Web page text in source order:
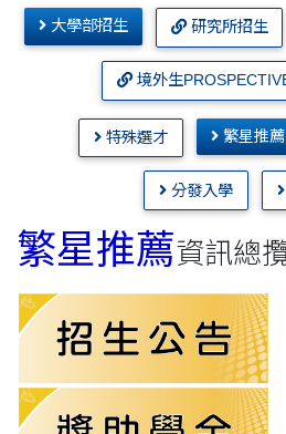
大學部招生 研究所招生
境外生
特殊選才 繁星推薦
分發入學
繁星推薦資訊總